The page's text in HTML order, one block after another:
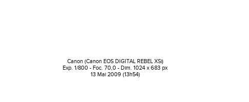
Canon (Canon EOS DIGITAL REBEL XSi)
Exp. 1/800 - Foc. 70,0 - Dim. 1024 x 683 px
13 Mai 2009 (13h54)